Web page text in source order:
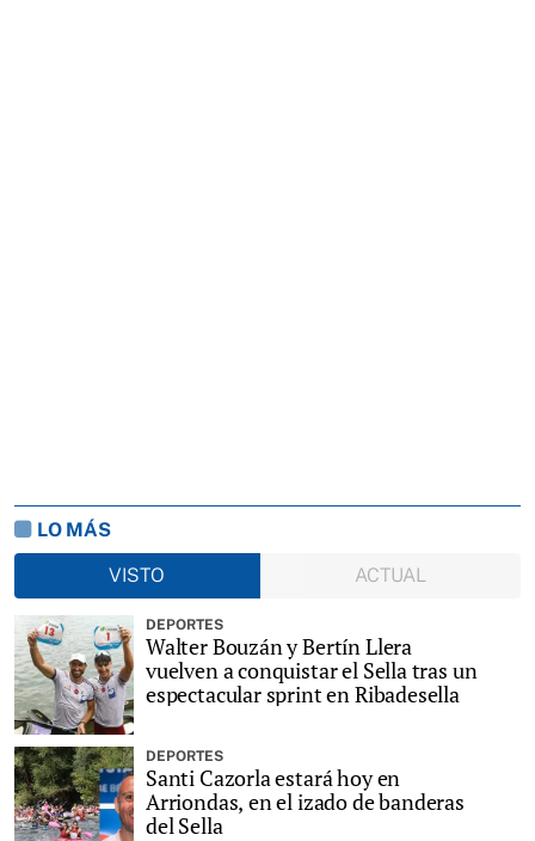
LO MÁS
VISTO
ACTUAL
DEPORTES
Walter Bouzán y Bertín Llera
vuelven a conquistar el Sella tras un
espectacular sprint en Ribadesella
DEPORTES
Santi Cazorla estará hoy en
Arriondas, en el izado de banderas
del Sella